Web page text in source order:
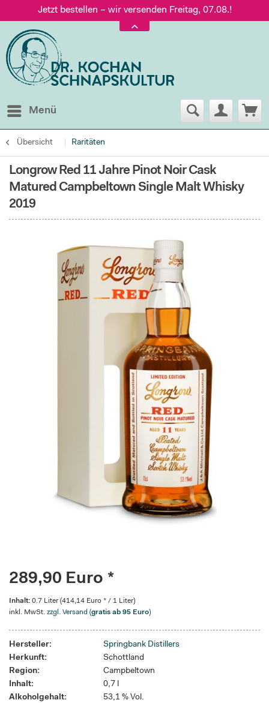
Jetzt bestellen – wir versenden Freitag, 07.08.!
Versand nur 5,60 €, gratis ab 95 € Warenwert
Jetzt bestellen – wir versenden Freitag, 07.08.!
Menü
Übersicht Raritäten
Longrow Red 11 Jahre Pinot Noir Cask
Matured Campbeltown Single Malt Whisky
2019
289,90 Euro *
Inhalt: 0.7 Liter (414,14 Euro * / 1 Liter)
inkl. MwSt. zzgl. Versand (gratis ab 95 Euro)
Hersteller:
Springbank Distillers
Herkunft:
Schottland
Region:
Campbeltown
Inhalt:
0,7 l
Alkoholgehalt:
53,1 % Vol.